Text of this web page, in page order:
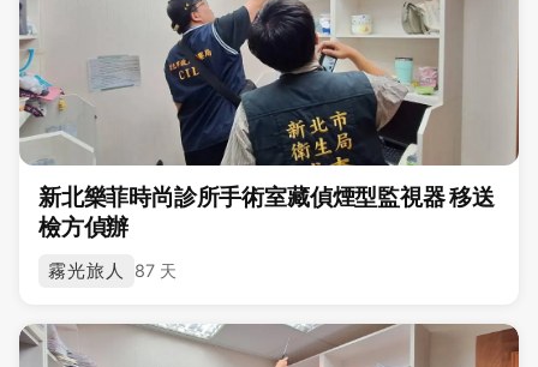
新北樂菲時尚診所手術室藏偵煙型監視器 移送
檢方偵辦
霧光旅人 87 天